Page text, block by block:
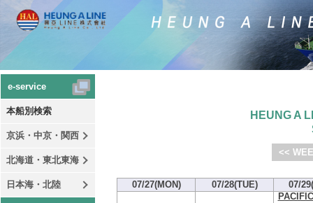
e-service
本船別検索
京浜・中京・関西
北海道・東北東海
日本海・北陸
HEUNG A
<<
07/27(MON) 07/28(TUE)
07/